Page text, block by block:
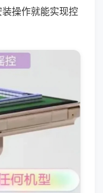
操作就能实现控